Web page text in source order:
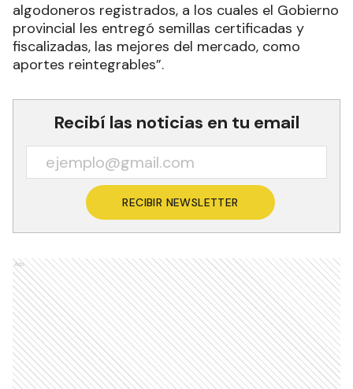
algodoneros registrados, a los cuales el Gobierno
provincial les entregó semillas certificadas y
fiscalizadas, las mejores del mercado, como
aportes reintegrables”.
Recibí las noticias en tu email
RECIBIR NEWSLETTER
Ads